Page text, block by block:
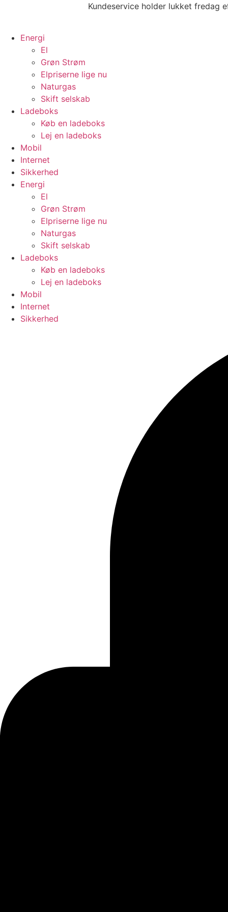
Kundeservice holder lukket fredag
Energi
El
Grøn Strøm
Elpriserne lige nu
Naturgas
Skift selskab
Ladeboks
Køb en ladeboks
Lej en ladeboks
Mobil
Internet
Sikkerhed
Energi
El
Grøn Strøm
Elpriserne lige nu
Naturgas
Skift selskab
Ladeboks
Køb en ladeboks
Lej en ladeboks
Mobil
Internet
Sikkerhed